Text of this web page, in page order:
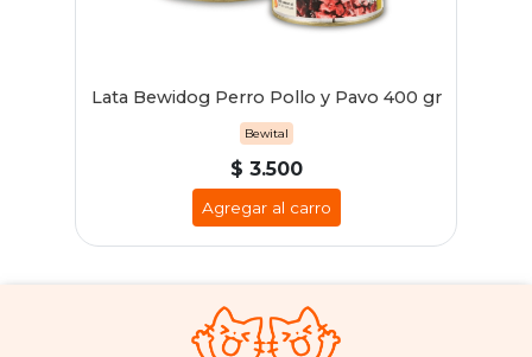
Lata Bewidog Perro Pollo y Pavo 400 gr
Bewital
$ 3.500
Agregar al carro